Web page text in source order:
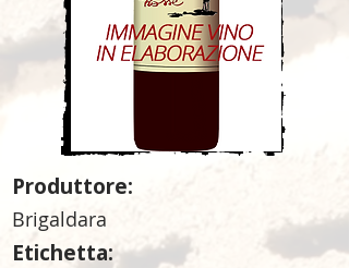
Produttore:
Brigaldara
Etichetta: